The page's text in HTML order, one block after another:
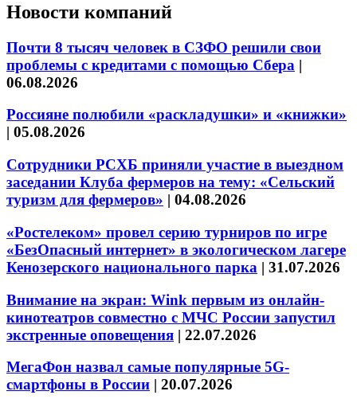
Новости компаний
Почти 8 тысяч человек в СЗФО решили свои
проблемы с кредитами с помощью Сбера |
06.08.2026
Россияне полюбили «раскладушки» и «книжки»
| 05.08.2026
Сотрудники РСХБ приняли участие в выездном
заседании Клуба фермеров на тему: «Сельский
туризм для фермеров» | 04.08.2026
«Ростелеком» провел серию турниров по игре
«БезОпасный интернет» в экологическом лагере
Кенозерского национального парка | 31.07.2026
Внимание на экран: Wink первым из онлайн-
кинотеатров совместно с МЧС России запустил
экстренные оповещения | 22.07.2026
МегаФон назвал самые популярные 5G-
смартфоны в России | 20.07.2026